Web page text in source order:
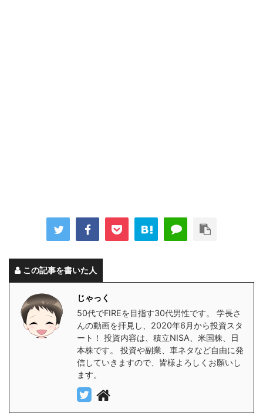
この記事を書いた人
じゃっく
50代でFIREを目指す30代男性です。 学長さ
んの動画を拝見し、2020年6月から投資スタ
ート！ 投資内容は、積立NISA、米国株、日
本株です。 投資や副業、車ネタなど自由に発
信していきますので、皆様よろしくお願いし
ます。